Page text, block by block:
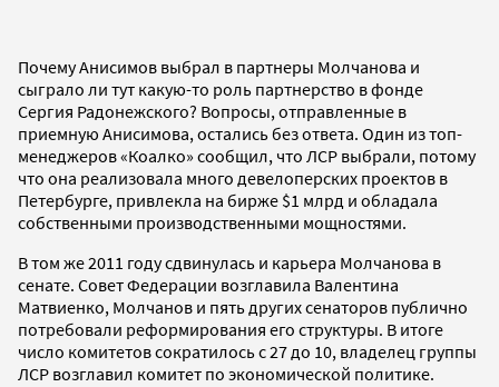
Почему Анисимов выбрал в партнеры Молчанова и
сыграло ли тут какую-то роль партнерство в фонде
Сергия Радонежского? Вопросы, отправленные в
приемную Анисимова, остались без ответа. Один из топ-
менеджеров «Коалко» сообщил, что ЛСР выбрали, потому
что она реализовала много девелоперских проектов в
Петербурге, привлекла на бирже $1 млрд и обладала
собственными производственными мощностями.
В том же 2011 году сдвинулась и карьера Молчанова в
сенате. Совет Федерации возглавила Валентина
Матвиенко, Молчанов и пять других сенаторов публично
потребовали реформирования его структуры. В итоге
число комитетов сократилось с 27 до 10, владелец группы
ЛСР возглавил комитет по экономической политике.